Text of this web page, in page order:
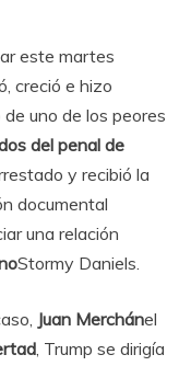
este martes
creció e hizo
uno de los peores
del penal de
y recibió la
documental
una relación
Stormy Daniels.
Juan Merchánel
, Trump se dirigía